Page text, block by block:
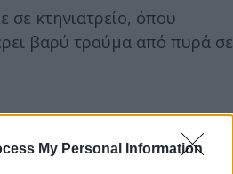
My Personal Information
σε κτηνιατρείο, όπου
βαρύ τραύμα από πυρά σε